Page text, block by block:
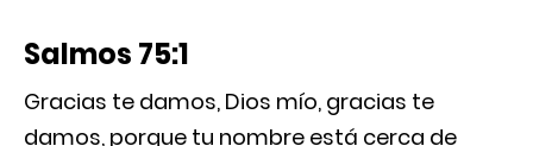
Salmos 75:1
Gracias te damos, Dios mío, gracias te
damos, porque tu nombre está cerca de